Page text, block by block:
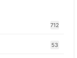
712
53